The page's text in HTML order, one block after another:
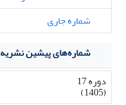
شماره جاری
شماره‌های پیشین نشریه
دوره 17
(1405)